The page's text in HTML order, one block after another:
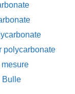
polycarbonate
Bulle